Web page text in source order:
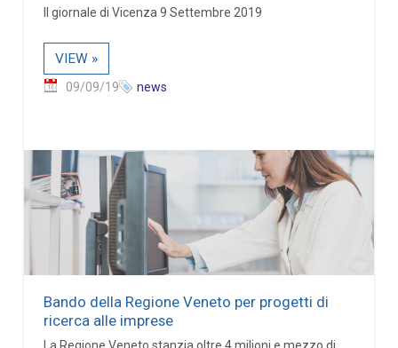
Il giornale di Vicenza 9 Settembre 2019
VIEW »
09/09/19 news
Bando della Regione Veneto per progetti di
ricerca alle imprese
La Regione Veneto stanzia oltre 4 milioni e mezzo di